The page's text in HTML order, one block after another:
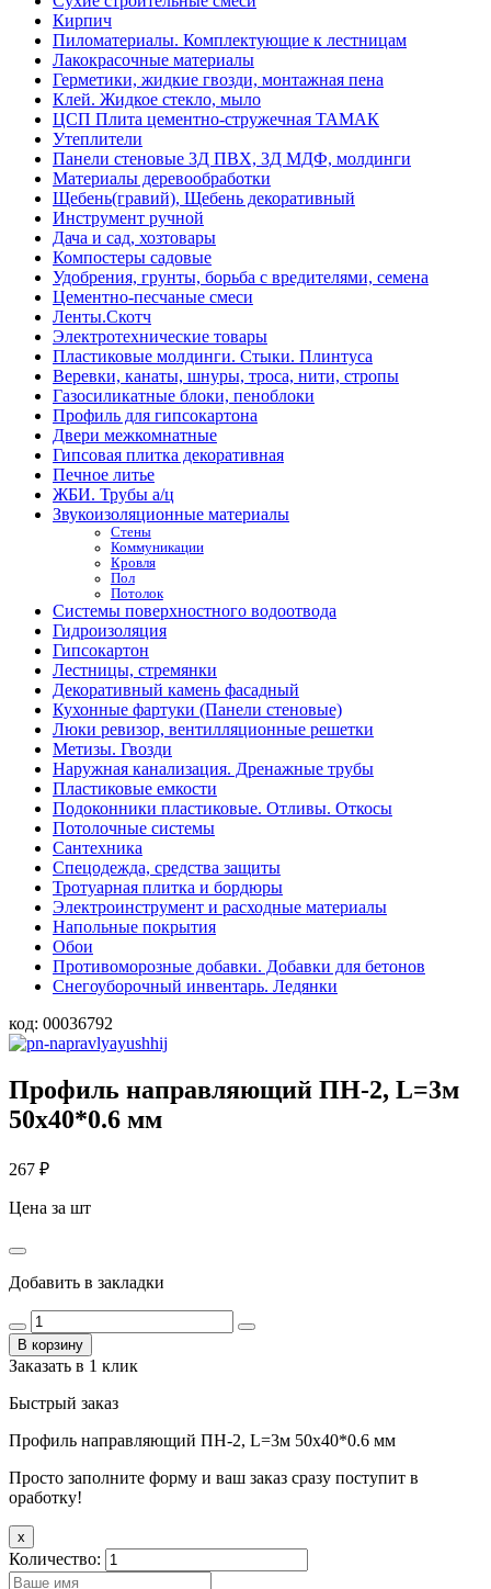
Кирпич
Пиломатериалы. Комплектующие к лестницам
Лакокрасочные материалы
Герметики, жидкие гвозди, монтажная пена
Клей. Жидкое стекло, мыло
ЦСП Плита цементно-стружечная ТАМАК
Утеплители
Панели стеновые 3Д ПВХ, 3Д МДФ, молдинги
Материалы деревообработки
Щебень(гравий), Щебень декоративный
Инструмент ручной
Дача и сад, хозтовары
Компостеры садовые
Удобрения, грунты, борьба с вредителями, семена
Цементно-песчаные смеси
Ленты.Скотч
Электротехнические товары
Пластиковые молдинги. Стыки. Плинтуса
Веревки, канаты, шнуры, троса, нити, стропы
Газосиликатные блоки, пеноблоки
Профиль для гипсокартона
Двери межкомнатные
Гипсовая плитка декоративная
Печное литье
ЖБИ. Трубы а/ц
Звукоизоляционные материалы
Стены
Коммуникации
Кровля
Пол
Потолок
Системы поверхностного водоотвода
Гидроизоляция
Гипсокартон
Лестницы, стремянки
Декоративный камень фасадный
Кухонные фартуки (Панели стеновые)
Люки ревизор, вентилляционные решетки
Метизы. Гвозди
Наружная канализация. Дренажные трубы
Пластиковые емкости
Подоконники пластиковые. Отливы. Откосы
Потолочные системы
Сантехника
Спецодежда, средства защиты
Тротуарная плитка и бордюры
Электроинструмент и расходные материалы
Напольные покрытия
Обои
Противоморозные добавки. Добавки для бетонов
Снегоуборочный инвентарь. Ледянки
код: 00036792
Профиль направляющий ПН-2, L=3м
50х40*0.6 мм
267 ₽
Цена за шт
Добавить в закладки
В корзину
Заказать в 1 клик
Быстрый заказ
Профиль направляющий ПН-2, L=3м 50х40*0.6 мм
Просто заполните форму и ваш заказ сразу поступит в
оработку!
x
Количество: